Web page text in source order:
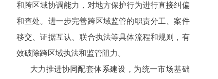
和跨区域协调能力，对地方保护行为进行直接纠偏
和查处。进一步完善跨区域监管的职责分工、案件
移交、证据互认、联合执法等具体流程和规则，有
效破除跨区域执法和监管阻力。
大力推进协同配套体系建设，为统一市场基础